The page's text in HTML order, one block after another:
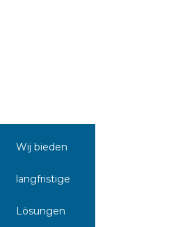
Wij bieden
langfristige
Lösungen